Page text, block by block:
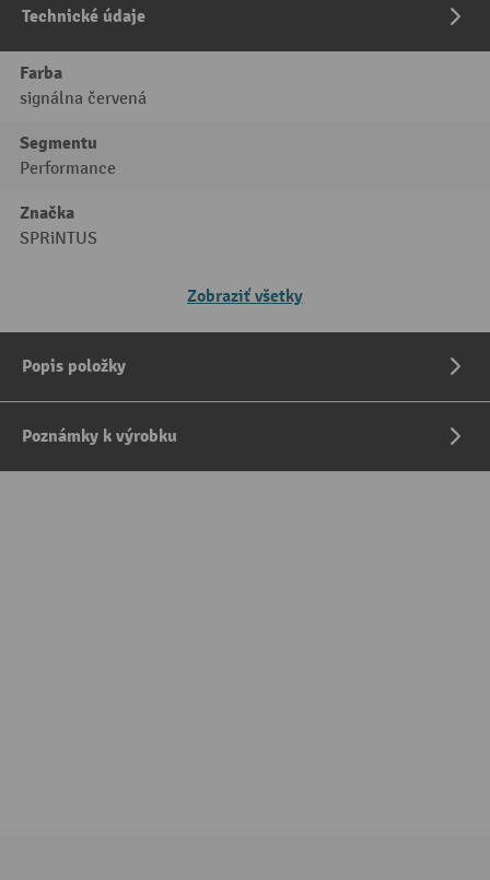
Technické údaje
Farba
signálna červená
Segmentu
Performance
Značka
SPRiNTUS
Zobraziť všetky
Popis položky
Poznámky k výrobku